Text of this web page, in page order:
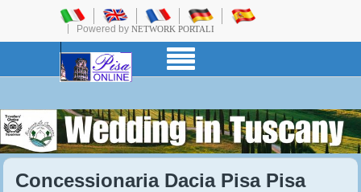
Powered by NETWORK PORTALI
Concessionaria Dacia Pisa Pisa